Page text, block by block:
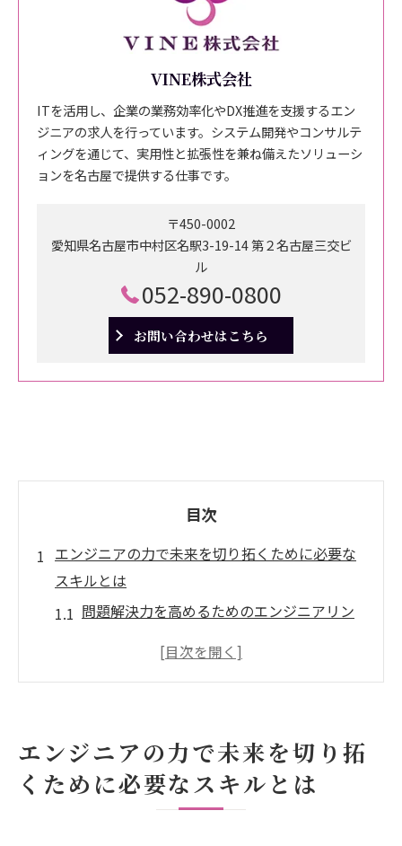
VINE株式会社
ITを活用し、企業の業務効率化やDX推進を支援するエン
ジニアの求人を行っています。システム開発やコンサルテ
ィングを通じて、実用性と拡張性を兼ね備えたソリューシ
ョンを名古屋で提供する仕事です。
〒450-0002
愛知県名古屋市中村区名駅3-19-14 第２名古屋三交ビ
ル
052-890-0800
お問い合わせはこちら
目次
エンジニアの力で未来を切り拓くために必要な
スキルとは
問題解決力を高めるためのエンジニアリン
デジタル時代に求められる新しい技術スキ
最新技術トレンドを追求するための学習法
チームプレイヤーとしての協調性を育む
エンジニアのキャリアにおける持続可能な
エンジニアの力で未来を切り拓
くために必要なスキルとは